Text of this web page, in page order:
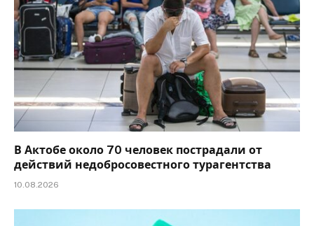
В Актобе около 70 человек пострадали от
действий недобросовестного турагентства
10.08.2026